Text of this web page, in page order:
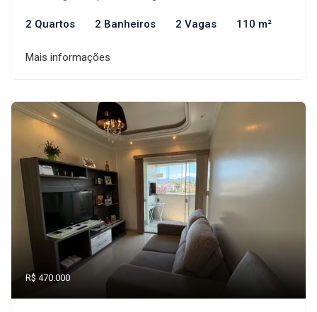
2 Quartos 2 Banheiros 2 Vagas 110 m²
Mais informações
R$ 470.000